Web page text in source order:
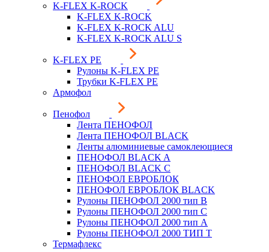
K-FLEX K-ROCK
K-FLEX K-ROCK
K-FLEX K-ROCK ALU
K-FLEX K-ROCK ALU S
K-FLEX PE
Рулоны K-FLEX PE
Трубки K-FLEX PE
Армофол
Пенофол
Лента ПЕНОФОЛ
Лента ПЕНОФОЛ BLACK
Ленты алюминиевые самоклеющиеся
ПЕНОФОЛ BLACK A
ПЕНОФОЛ BLACK С
ПЕНОФОЛ ЕВРОБЛОК
ПЕНОФОЛ ЕВРОБЛОК BLACK
Рулоны ПЕНОФОЛ 2000 тип B
Рулоны ПЕНОФОЛ 2000 тип C
Рулоны ПЕНОФОЛ 2000 тип А
Рулоны ПЕНОФОЛ 2000 ТИП Т
Термафлекс